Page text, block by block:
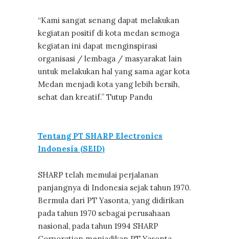
“Kami sangat senang dapat melakukan
kegiatan positif di kota medan semoga
kegiatan ini dapat menginspirasi
organisasi / lembaga / masyarakat lain
untuk melakukan hal yang sama agar kota
Medan menjadi kota yang lebih bersih,
sehat dan kreatif.” Tutup Pandu
Tentang PT SHARP Electronics
Indonesia (SEID)
SHARP telah memulai perjalanan
panjangnya di Indonesia sejak tahun 1970.
Bermula dari PT Yasonta, yang didirikan
pada tahun 1970 sebagai perusahaan
nasional, pada tahun 1994 SHARP